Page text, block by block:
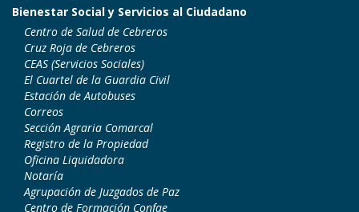
Bienestar Social y Servicios al Ciudadano
Centro de Salud de Cebreros
Cruz Roja de Cebreros
CEAS (Servicios Sociales)
El Cuartel de la Guardia Civil
Estación de Autobuses
Correos
Sección Agraria Comarcal
Registro de la Propiedad
Oficina Liquidadora
Notaría
Agrupación de Juzgados de Paz
Centro de Formación Confae